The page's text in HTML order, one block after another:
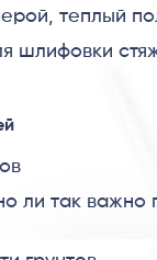
теплый
шлифовки
ли так важно